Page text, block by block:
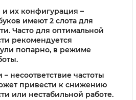
и их конфигурация –
имеют 2 слота для
Часто для оптимальной
рекомендуется
попарно, в режиме
– несоответствие частоты
привести к снижению
или нестабильной работе.